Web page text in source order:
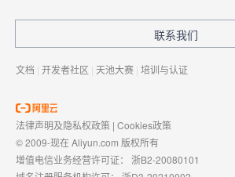
联系我们
文档 | 开发者社区 | 天池大赛 | 培训与认证
法律声明及隐私权政策 | Cookies政策
© 2009-现在 Aliyun.com 版权所有
增值电信业务经营许可证： 浙B2-20080101